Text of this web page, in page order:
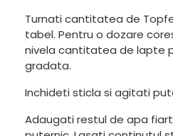
Turnati cantitatea de
tabel. Pentru o dozare
nivela cantitatea de lapte
gradata.
Inchideti sticla si agitati
Adaugati restul de apa